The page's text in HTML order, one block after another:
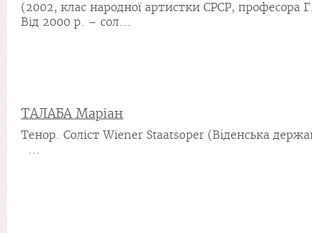
(2002, клас народної артистки СРСР, професора
Від 2000 р. – сол...
ТАЛАБА Маріан
Тенор. Соліст Wiener Staatsoper (Віденська
...